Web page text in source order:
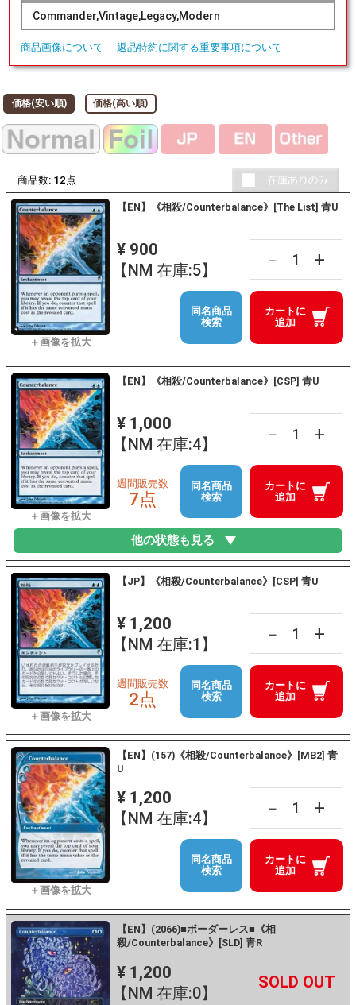
Commander,Vintage,Legacy,Modern
商品画像について 返品特約に関する重要事項について
価格(安い順) 価格(高い順)
商品数: 12 点
【EN】《相殺/Counterbalance》[The List] 青U
¥ 900
【NM 在庫:5】
－ +
カートに
追加
同名商品
検索
【EN】《相殺/Counterbalance》[CSP] 青U
¥ 1,000
【NM 在庫:4】
－ +
カートに
追加
週間販売数
7点
同名商品
検索
他の状態も見る
【JP】《相殺/Counterbalance》[CSP] 青U
¥ 1,200
【NM 在庫:1】
－ +
カートに
追加
週間販売数
2点
同名商品
検索
【EN】(157)《相殺/Counterbalance》[MB2] 青
U
¥ 1,200
【NM 在庫:4】
－ +
カートに
追加
同名商品
検索
【EN】(2066)■ボーダーレス■《相
殺/Counterbalance》[SLD] 青R
¥ 1,200
【NM 在庫:0】
－ +